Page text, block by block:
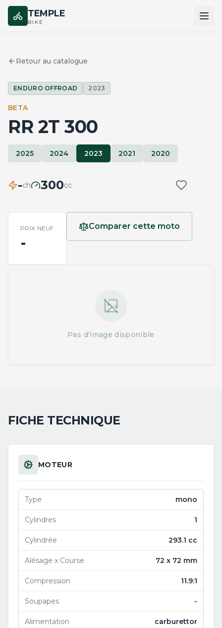
TEMPLE
BIKE
MARQUES
COMPARER
Retour au catalogue
ENDURO OFFROAD 2023
BETA
RR 2T 300
2025 2024 2023 2021 2020
-ch 300cc
PRIX NEUF
-
Comparer cette moto
Pas d'image disponible
FICHE TECHNIQUE
MOTEUR
Type mono
Cylindres 1
Cylindrée 293.1 cc
Alésage x Course 72 x 72 mm
Compression 11.9:1
Soupapes -
Alimentation carburettor